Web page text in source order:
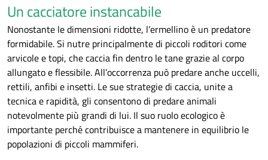
Un cacciatore instancabile
Nonostante le dimensioni ridotte, l’ermellino è un predatore
formidabile. Si nutre principalmente di piccoli roditori come
arvicole e topi, che caccia fin dentro le tane grazie al corpo
allungato e flessibile. All’occorrenza può predare anche uccelli,
rettili, anfibi e insetti. Le sue strategie di caccia, unite a
tecnica e rapidità, gli consentono di predare animali
notevolmente più grandi di lui. Il suo ruolo ecologico è
importante perché contribuisce a mantenere in equilibrio le
popolazioni di piccoli mammiferi.